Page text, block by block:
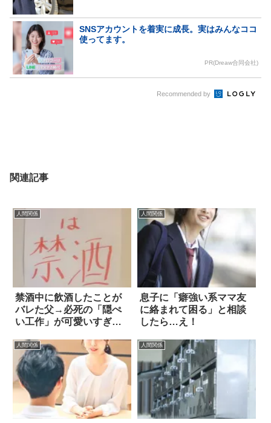
SNSアカウントを着実に成長。実はみんなココ
使ってます。
PR(Dreaw合同会社)
Recommended by
関連記事
人間関係
禁酒中に飲酒したことが
バレた父→必死の「隠ぺ
い工作」が可愛いすぎる
人間関係
息子に「癖強い系ママ友
に絡まれて困る」と相談
したら…え！
人間関係 人間関係